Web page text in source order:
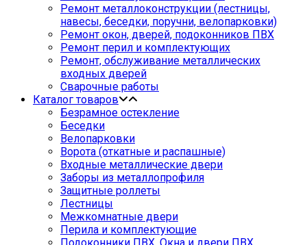
Ремонт металлоконструкции (лестницы,
навесы, беседки, поручни, велопарковки)
Ремонт окон, дверей, подоконников ПВХ
Ремонт перил и комплектующих
Ремонт, обслуживание металлических
входных дверей
Сварочные работы
Каталог товаров
Безрамное остекление
Беседки
Велопарковки
Ворота (откатные и распашные)
Входные металлические двери
Заборы из металлопрофиля
Защитные роллеты
Лестницы
Межкомнатные двери
Перила и комплектующие